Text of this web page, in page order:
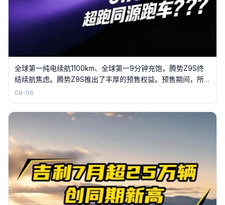
全球第一纯电续航1100km、全球第一9分钟充饱，腾势Z9S终
结续航焦虑。腾势Z9S推出了丰厚的预售权益。预售期间，所
有预定用户，都可以获得 18 个月免费闪充权益，还有价值
5000元的内外饰选装基金，以及专属磁吸生态礼包，诚意拉
满。
08-06